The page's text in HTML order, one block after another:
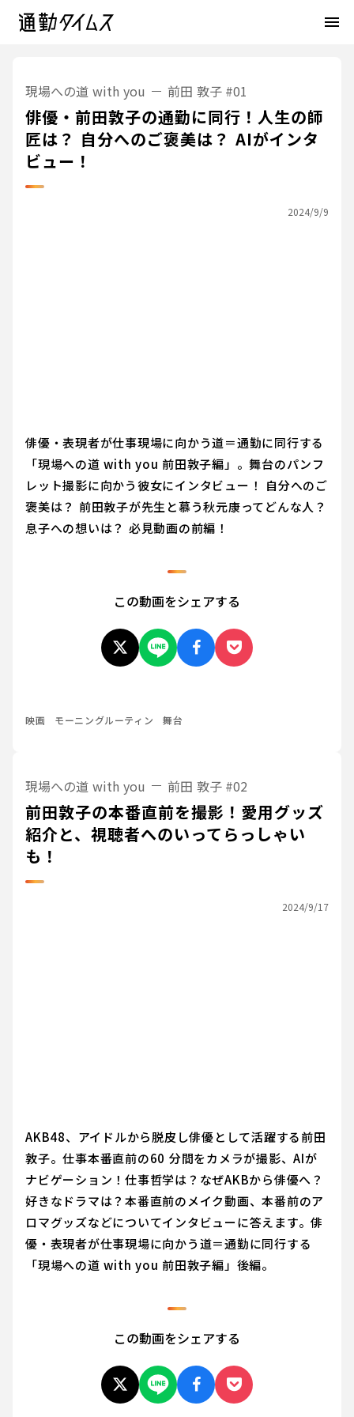
menu
現場への道 with you 前田 敦子 #02
前田敦子の本番直前を撮影！愛用グッズ
紹介と、視聴者へのいってらっしゃい
も！
2024/9/17
AKB48、アイドルから脱皮し俳優として活躍する前田
敦子。仕事本番直前の60 分間をカメラが撮影、AIが
ナビゲーション！仕事哲学は？なぜAKBから俳優へ？
好きなドラマは？本番直前のメイク動画、本番前のア
ロマグッズなどについてインタビューに答えます。俳
優・表現者が仕事現場に向かう道＝通勤に同行する
「現場への道 with you 前田敦子編」後編。
この動画をシェアする
現場への道 with you 前田 敦子 #01
俳優・前田敦子の通勤に同行！人生の師
匠は？ 自分へのご褒美は？ AIがインタ
ビュー！
2024/9/9
俳優・表現者が仕事現場に向かう道＝通勤に同行する
「現場への道 with you 前田敦子編」。舞台のパンフ
レット撮影に向かう彼女にインタビュー！ 自分へのご
褒美は？ 前田敦子が先生と慕う秋元康ってどんな人？
息子への想いは？ 必見動画の前編！
この動画をシェアする
映画 モーニングルーティン 舞台